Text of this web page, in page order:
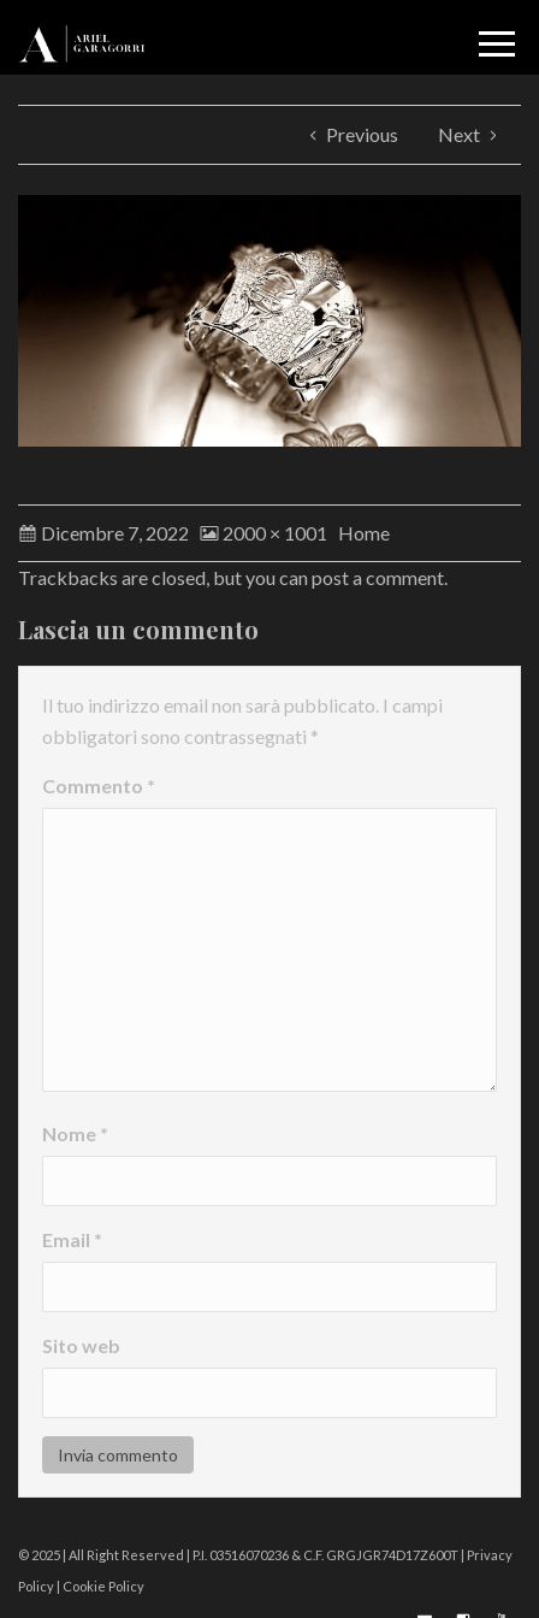
Previous Next
Dicembre 7, 2022 2000 × 1001
Home
Trackbacks are closed, but you can post a comment.
Lascia un commento
Il tuo indirizzo email non sarà pubblicato. I campi
obbligatori sono contrassegnati *
Commento *
Nome *
Email *
Sito web
© 2025 | All Right Reserved | P.I. 03516070236 & C.F. GRGJGR74D17Z600T | Privacy
Policy | Cookie Policy